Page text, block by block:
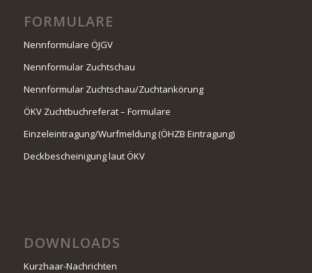
FORMULARE
Nennformulare ÖJGV
Nennformular Zuchtschau
Nennformular Zuchtschau/Zuchtankörung
ÖKV Zuchtbuchreferat – Formulare
Einzeleintragung/Wurfmeldung (ÖHZB Eintragung)
Deckbescheinigung laut ÖKV
DOWNLOADS
Kurzhaar-Nachrichten